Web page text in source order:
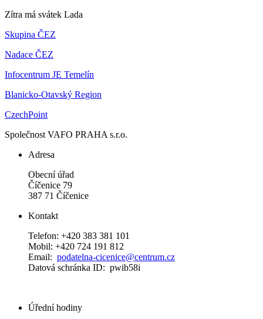
Zítra má svátek Lada
Skupina ČEZ
Nadace ČEZ
Infocentrum JE Temelín
Blanicko-Otavský Region
CzechPoint
Společnost VAFO PRAHA s.r.o.
Adresa
Obecní úřad
Číčenice 79
387 71 Číčenice
Kontakt
Telefon: +420 383 381 101
Mobil: +420 724 191 812
Email: podatelna-cicenice@centrum.cz
Datová schránka ID: pwib58i
Úřední hodiny